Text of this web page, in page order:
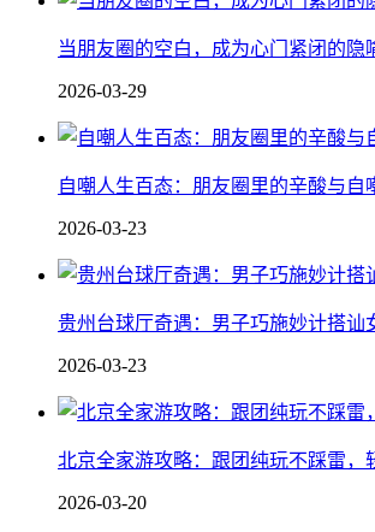
当朋友圈的空白，成为心门紧闭的
2026-03-29
自嘲人生百态：朋友圈里的辛酸与自
2026-03-23
贵州台球厅奇遇：男子巧施妙计搭讪
2026-03-23
北京全家游攻略：跟团纯玩不踩雷，
2026-03-20